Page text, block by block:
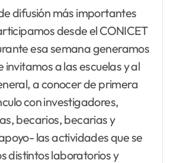
difusión más importantes
desde el CONICET
esa semana generamos
a las escuelas y al
a conocer de primera
con investigadores,
becarios, becarias y
las actividades que se
distintos laboratorios y